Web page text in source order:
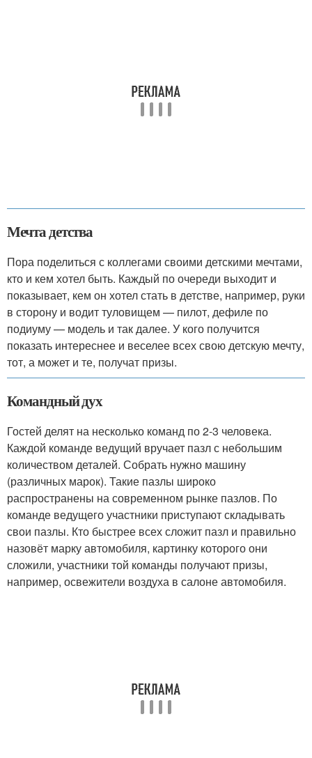
Мечта детства
Пора поделиться с коллегами своими детскими мечтами,
кто и кем хотел быть. Каждый по очереди выходит и
показывает, кем он хотел стать в детстве, например, руки
в сторону и водит туловищем — пилот, дефиле по
подиуму — модель и так далее. У кого получится
показать интереснее и веселее всех свою детскую мечту,
тот, а может и те, получат призы.
Командный дух
Гостей делят на несколько команд по 2-3 человека.
Каждой команде ведущий вручает пазл с небольшим
количеством деталей. Собрать нужно машину
(различных марок). Такие пазлы широко
распространены на современном рынке пазлов. По
команде ведущего участники приступают складывать
свои пазлы. Кто быстрее всех сложит пазл и правильно
назовёт марку автомобиля, картинку которого они
сложили, участники той команды получают призы,
например, освежители воздуха в салоне автомобиля.